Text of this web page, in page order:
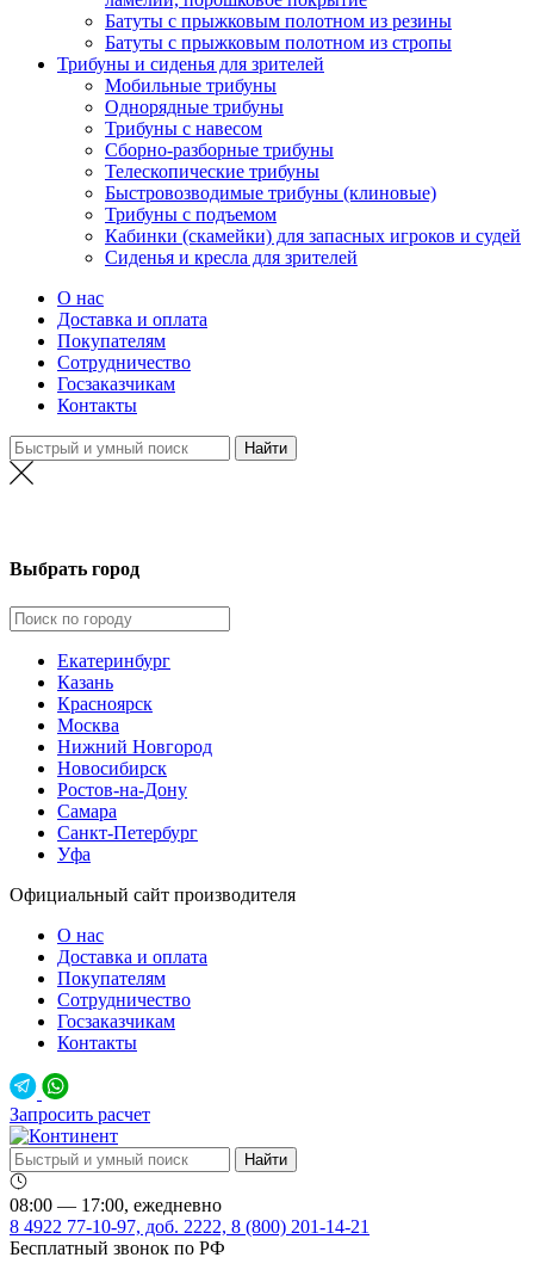
Батуты с прыжковым полотном из резины
Батуты с прыжковым полотном из стропы
Трибуны и сиденья для зрителей
Мобильные трибуны
Однорядные трибуны
Трибуны с навесом
Сборно-разборные трибуны
Телескопические трибуны
Быстровозводимые трибуны (клиновые)
Трибуны с подъемом
Кабинки (скамейки) для запасных игроков и судей
Сиденья и кресла для зрителей
О нас
Доставка и оплата
Покупателям
Сотрудничество
Госзаказчикам
Контакты
Выбрать город
Екатеринбург
Казань
Красноярск
Москва
Нижний Новгород
Новосибирск
Ростов-на-Дону
Самара
Санкт-Петербург
Уфа
Официальный сайт производителя
О нас
Доставка и оплата
Покупателям
Сотрудничество
Госзаказчикам
Контакты
Запросить расчет
08:00 — 17:00, ежедневно
8 4922 77-10-97, доб. 2222, 8 (800) 201-14-21
Бесплатный звонок по РФ